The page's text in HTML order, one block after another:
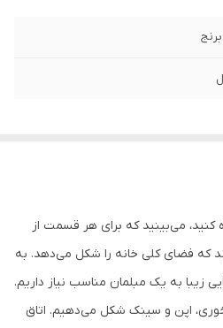
برنج
کنید، می‌بینید که برای هر قسمت از
که فضای کلی خانه را شکل می‌دهد. به
زیبا به یک مبلمان مناسب نیاز داریم.
خوری، اپن و سینک شکل می‌دهیم. اتاق